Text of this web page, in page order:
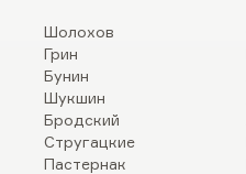
Шолохов
Грин
Бунин
Шукшин
Бродский
Стругацкие
Пастернак